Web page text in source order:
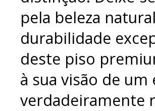
pela beleza
durabilidade
deste piso
à sua visão de um
verdadeiramente